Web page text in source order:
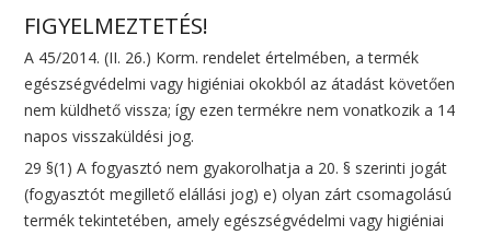
FIGYELMEZTETÉS!
A 45/2014. (II. 26.) Korm. rendelet értelmében, a termék
egészségvédelmi vagy higiéniai okokból az átadást követően
nem küldhető vissza; így ezen termékre nem vonatkozik a 14
napos visszaküldési jog.
29 §(1) A fogyasztó nem gyakorolhatja a 20. § szerinti jogát
(fogyasztót megillető elállási jog) e) olyan zárt csomagolású
termék tekintetében, amely egészségvédelmi vagy higiéniai